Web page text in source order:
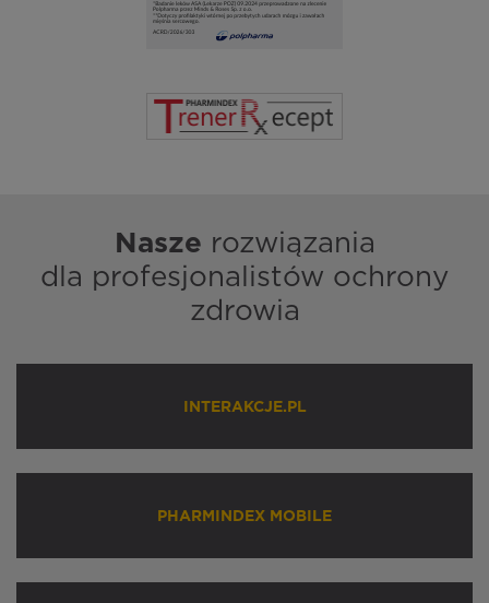
Nasze rozwiązania
dla profesjonalistów ochrony
zdrowia
INTERAKCJE.PL
PHARMINDEX MOBILE